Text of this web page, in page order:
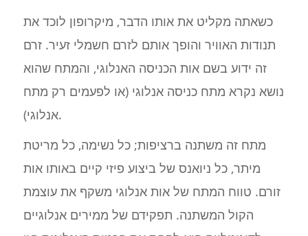
כשאתה מקליט את אותו הדבר, מיקרופון לוכד את
תנודות האוויר והופך אותם לזרם חשמלי זעיר. זרם
זה ידוע בשם אות הכניסה האנלוגי, והמתח שהוא
נושא נקרא מתח כניסה אנלוגי (או לפעמים רק מתח
אנלוגי).
מתח זה משתנה ברציפות; כל נשימה, כל מריטת
מיתר, כל ניואנס של ביצוע פיזי קיים באותו אות
זורם. טווח המתח של אות אנלוגי משקף את עוצמת
הקול המשתנה. תפקידם של ממירים אנלוגיים